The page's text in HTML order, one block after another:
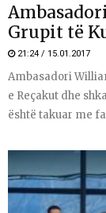
Grupit të
21:24 / 15.01.2017
Ambasadori
e Reçakut dhe
është takuar me